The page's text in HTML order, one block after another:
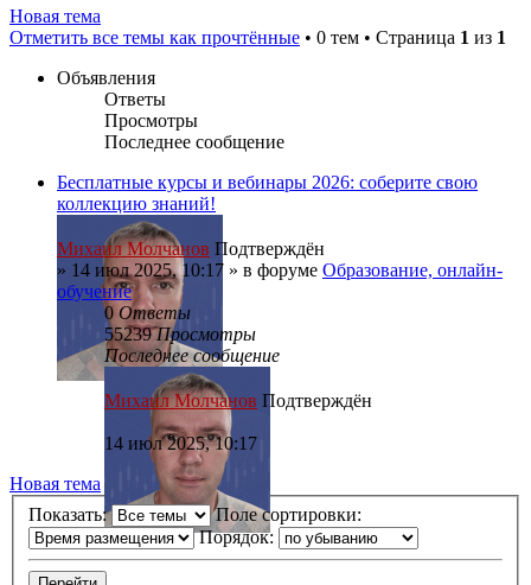
Новая тема
Отметить все темы как прочтённые • 0 тем • Страница 1 из 1
Объявления
Ответы
Просмотры
Последнее сообщение
Бесплатные курсы и вебинары 2026: соберите свою
коллекцию знаний!
Михаил Молчанов Подтверждён
» 14 июл 2025, 10:17 » в форуме Образование, онлайн-
обучение
0 Ответы
55239Просмотры
Последнее сообщение
Михаил Молчанов Подтверждён
14 июл 2025, 10:17
Новая тема
Показать:
Поле сортировки:
Порядок: